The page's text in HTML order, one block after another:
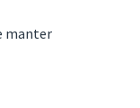
manter